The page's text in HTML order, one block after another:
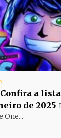
a
de 2025
One...